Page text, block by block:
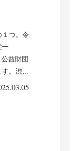
つ。令
一
益財団
。渋沢